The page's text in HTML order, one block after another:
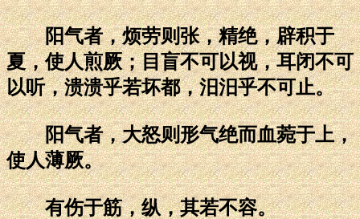
阳气者，烦劳则张，精绝，辟积于
夏，使人煎厥；目盲不可以视，耳闭不可
以听，溃溃乎若坏都，汨汨乎不可止。
阳气者，大怒则形气绝而血菀于上，
使人薄厥。
有伤于筋，纵，其若不容。